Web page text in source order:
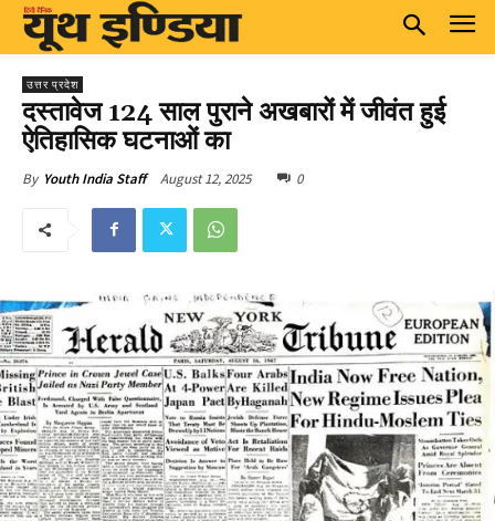
उत्तर प्रदेश
दस्तावेज 124 साल पुराने अखबारों में जीवंत हुई
ऐतिहासिक घटनाओं का
By Youth India Staff August 12, 2025 0